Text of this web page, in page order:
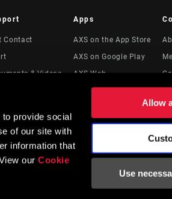
provide social
of our site with
information that
ourCookie
Allow
Use
Contact
& Videos
producto
Apps
AXS on the App Store
AXS on Google Play
AXS Web